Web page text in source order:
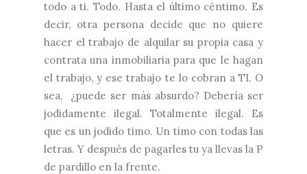
todo a ti. Todo. Hasta el último céntimo. Es
decir, otra persona decide que no quiere
hacer el trabajo de alquilar su propia casa y
contrata una inmobiliaria para que le hagan
el trabajo, y ese trabajo te lo cobran a TI. O
sea, ¿puede ser más absurdo? Debería ser
jodidamente ilegal. Totalmente ilegal. Es
que es un jodido timo. Un timo con todas las
letras. Y después de pagarles tu ya llevas la P
de pardillo en la frente.